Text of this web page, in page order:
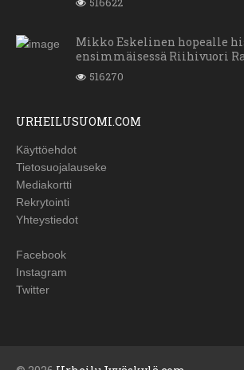
Mikko Eskelinen hopealle
ensimmäisessä Riihivuori
516270
URHEILUSUOMI.COM
Käyttöehdot
Tietosuojalauseke
Mediakortti
Rekrytointi
Yhteystiedot
Facebook
Instagram
Twitter